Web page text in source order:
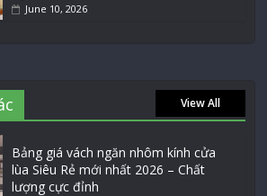
June 10, 2026
View All
Bảng giá vách ngăn nhôm kính cửa
lùa Siêu Rẻ mới nhất 2026 – Chất
lượng cực đỉnh